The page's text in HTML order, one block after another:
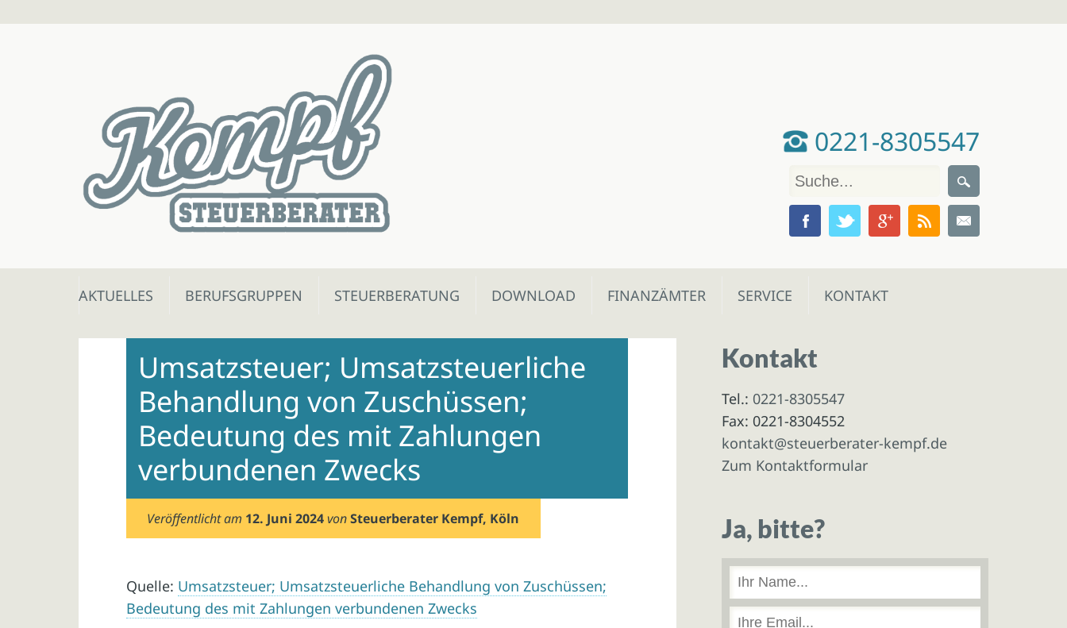
0221-8305547
Skip
AKTUELLES BERUFSGRUPPEN STEUERBERATUNG DOWNLOAD FINANZÄMTER SERVICE KONTAKT
Umsatzsteuer; Umsatzsteuerliche
Behandlung von Zuschüssen;
Bedeutung des mit Zahlungen
verbundenen Zwecks
Veröffentlicht am 12. Juni 2024 vonSteuerberater Kempf, Köln
Quelle: Umsatzsteuer; Umsatzsteuerliche Behandlung von Zuschüssen;
Bedeutung des mit Zahlungen verbundenen Zwecks
Kontakt
Tel.: 0221-8305547
Fax: 0221-8304552
kontakt@steuerberater-kempf.de
Zum Kontaktformular
Ja, bitte?